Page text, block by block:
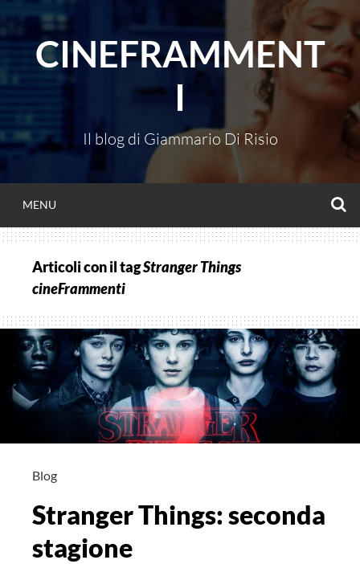
al
contenutoCINEFRAMMENT
I
Il blog di Giammario Di Risio
MENU
Articoli con il tagStranger Things
cineFrammenti
Blog
Stranger Things: seconda
stagione